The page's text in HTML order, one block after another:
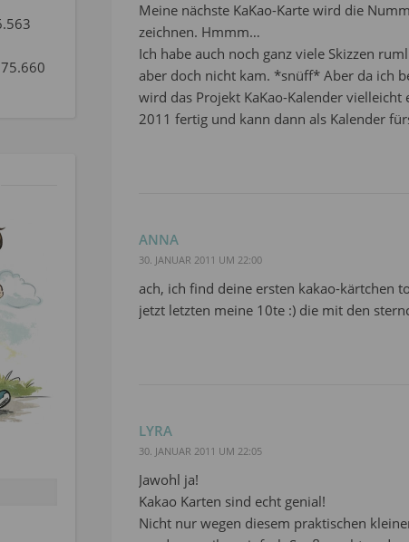
Meine nächste KaKao-Karte wird die
zeichnen. Hmmm…
Ich habe auch noch ganz viele Skizzen
aber doch nicht kam. *snüff* Aber da ich
wird das Projekt KaKao-Kalender
2011 fertig und kann dann als Kalender
ANNA
30. JANUAR 2011 UM 22:00
ach, ich find deine ersten kakao-kärtchen
jetzt letzten meine 10te :) die mit den
LYRA
30. JANUAR 2011 UM 22:05
Jawohl ja!
Kakao Karten sind echt genial!
Nicht nur wegen diesem praktischen